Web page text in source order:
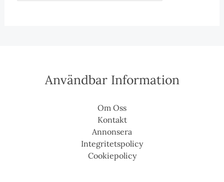
Användbar Information
Om Oss
Kontakt
Annonsera
Integritetspolicy
Cookiepolicy